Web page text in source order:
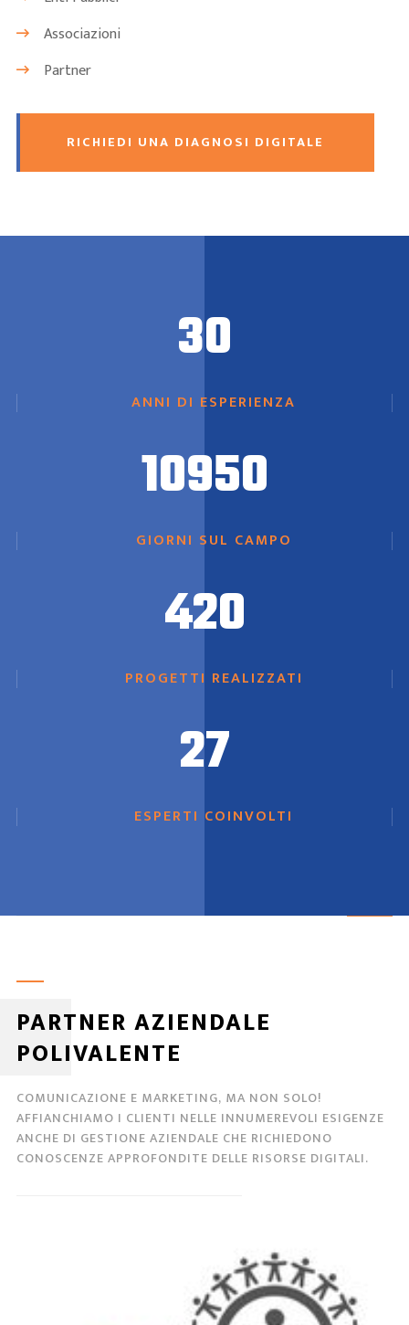
Associazioni
Partner
RICHIEDI UNA DIAGNOSI DIGITALE
30
ANNI DI ESPERIENZA
10950
GIORNI SUL CAMPO
420
PROGETTI REALIZZATI
27
ESPERTI COINVOLTI
PARTNER AZIENDALE
POLIVALENTE
COMUNICAZIONE E MARKETING, MA NON SOLO!
AFFIANCHIAMO I CLIENTI NELLE INNUMEREVOLI ESIGENZE
ANCHE DI GESTIONE AZIENDALE CHE RICHIEDONO
CONOSCENZE APPROFONDITE DELLE RISORSE DIGITALI.